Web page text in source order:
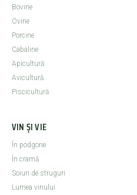
Bovine
Ovine
Porcine
Cabaline
Apicultură
Avicultură
Piscicultură
VIN ȘI VIE
În podgorie
În cramă
Soiuri de struguri
Lumea vinului